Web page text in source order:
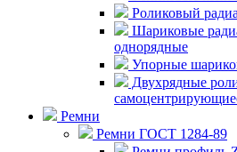
Роликовый
Шариковые
однорядные
Упорные
Двухрядные
Ремни
Ремни ГОСТ 1284-89